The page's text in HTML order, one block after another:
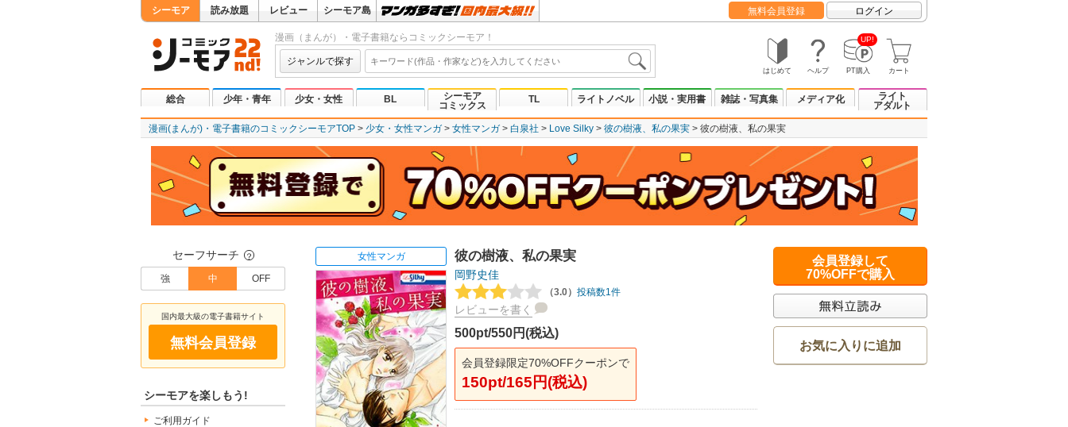
シーモア 読み放題 レビュー シーモア島 無料会員登録 ログイン
漫画（まんが）・電子書籍ならコミックシーモア！
ジャンルで探す
はじめて ヘルプ
UP!
PT購入 カート
総合 少年・青年 少女・女性 BL
シーモア
コミックス
TL ライトノベル 小説・実用書 雑誌・写真集 メディア化
ライト
アダルト
漫画(まんが)・電子書籍のコミックシーモアTOP 少女・女性マンガ 女性マンガ 白泉社 Love Silky 彼の樹液、私の果実 彼の樹液、私の果実
セーフサーチ ？
強 中 OFF
国内最大級の電子書籍サイト
無料会員登録
シーモアを楽しもう!
ご利用ガイド
女性マンガ 彼の樹液、私の果実
岡野史佳
（3.0） 投稿数1件
レビューを書く
500pt/550円(税込)
会員登録限定70%OFFクーポンで
150pt/165円(税込)
会員登録して
70%OFFで購入
お気に入りに追加